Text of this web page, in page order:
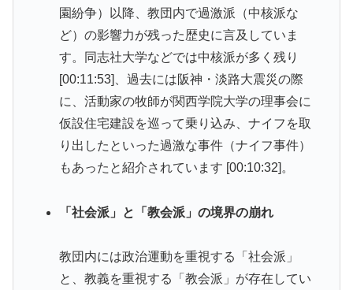
園紛争）以降、教団内で過激派（中核派な
ど）の影響力が残った歴史に言及していま
す。同志社大学などでは中核派が多く残り
[00:11:53]、過去には阪神・淡路大震災の際
に、活動家の牧師が関西学院大学の理事会に
仮設住宅建設を巡って乗り込み、ナイフを取
り出したといった過激な事件（ナイフ事件）
もあったと紹介されています [00:10:32]。
「社会派」と「教会派」の境界の崩れ
教団内には政治運動を重視する「社会派」
と、教義を重視する「教会派」が存在してい